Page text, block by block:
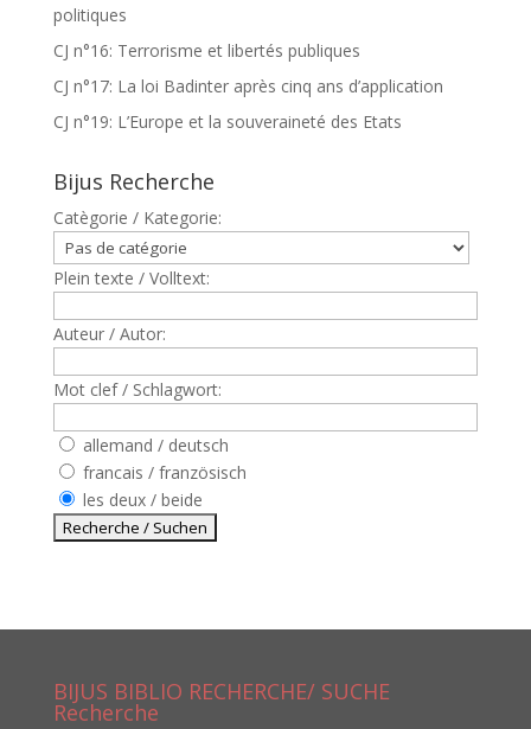
politiques
CJ n°16: Terrorisme et libertés publiques
CJ n°17: La loi Badinter après cinq ans d’application
CJ n°19: L’Europe et la souveraineté des Etats
Bijus Recherche
Catègorie / Kategorie:
Plein texte / Volltext:
Auteur / Autor:
Mot clef / Schlagwort:
allemand / deutsch
francais / französisch
les deux / beide
BIJUS BIBLIO RECHERCHE/ SUCHE
Recherche